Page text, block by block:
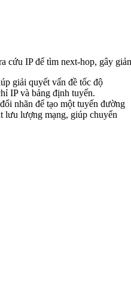
cứu IP để tìm next-hop, gây
giải quyết vấn đề tốc độ
IP và bảng định tuyến.
nhãn để tạo một tuyến đường
lưu lượng mạng, giúp chuyển